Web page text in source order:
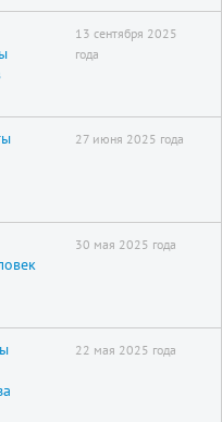
13 сентября 2025
года
27 июня 2025 года
30 мая 2025 года
22 мая 2025 года